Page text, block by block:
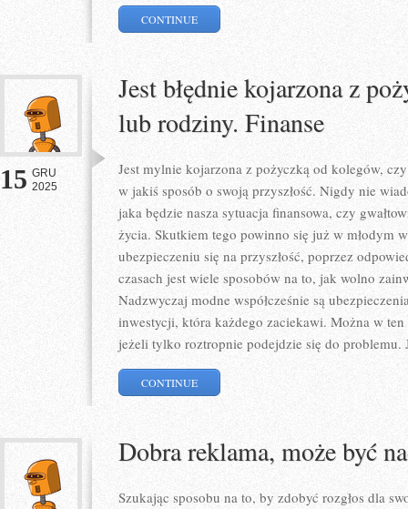
CONTINUE
15 GRU
2025
Jest błędnie kojarzona z
lub rodziny. Finanse
Jest mylnie kojarzona z pożyczką od kolegów,
w jakiś sposób o swoją przyszłość. Nigdy nie
jaka będzie nasza sytuacja finansowa, czy
życia. Skutkiem tego powinno się już w młodym
ubezpieczeniu się na przyszłość, poprzez
czasach jest wiele sposobów na to, jak wolno
Nadzwyczaj modne współcześnie są
inwestycji, która każdego zaciekawi. Można w
jeżeli tylko roztropnie podejdzie się do problemu.
CONTINUE
Dobra reklama, może być
Szukając sposobu na to, by zdobyć rozgłos dla